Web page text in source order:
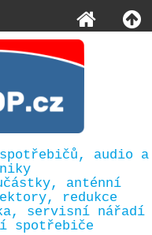
audio a
anténní
redukce
servisní nářadí
spotřebiče